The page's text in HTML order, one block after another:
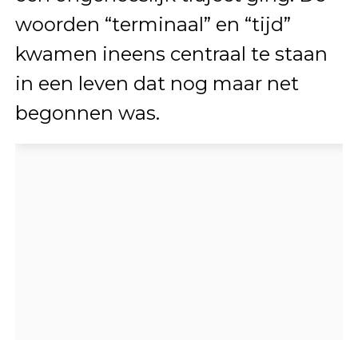
woorden “terminaal” en “tijd”
kwamen ineens centraal te staan
in een leven dat nog maar net
begonnen was.